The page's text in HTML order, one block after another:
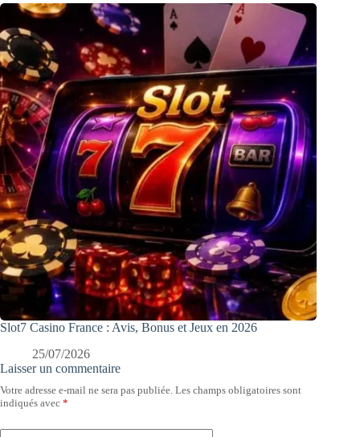
Slot7 Casino France : Avis, Bonus et Jeux en 2026
25/07/2026
Laisser un commentaire
Votre adresse e-mail ne sera pas publiée. Les champs obligatoires sont
indiqués avec *